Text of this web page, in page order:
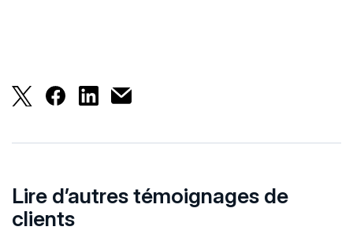
DKB honore la confiance de ses clients et traite
DKB honore la confiance de ses clients et
DKB honore la confiance de ses
DKB honore la confiance de ses
Lire d’autres témoignages de
clients